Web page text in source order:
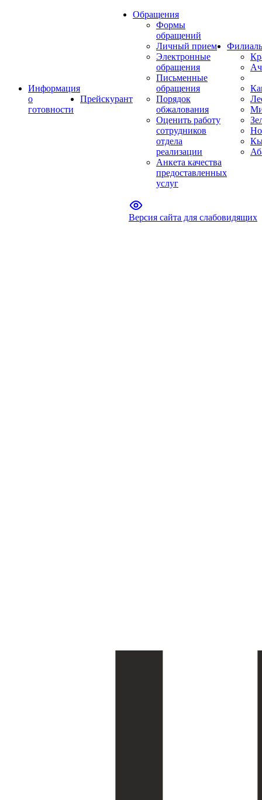
Информация
о
готовности
Прейскурант
Обращения
Формы
обращений
Личный прием
Электронные
обращения
Письменные
обращения
Порядок
обжалования
Оценить работу
сотрудников
отдела
реализации
Анкета качества
предоставленных
услуг
Версия сайта для слабовидящих